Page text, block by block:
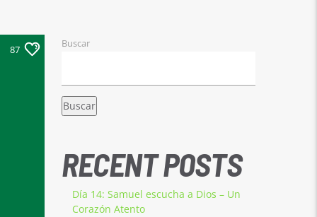
87 Buscar
Buscar
RECENT POSTS
Día 14: Samuel escucha a Dios – Un
Corazón Atento